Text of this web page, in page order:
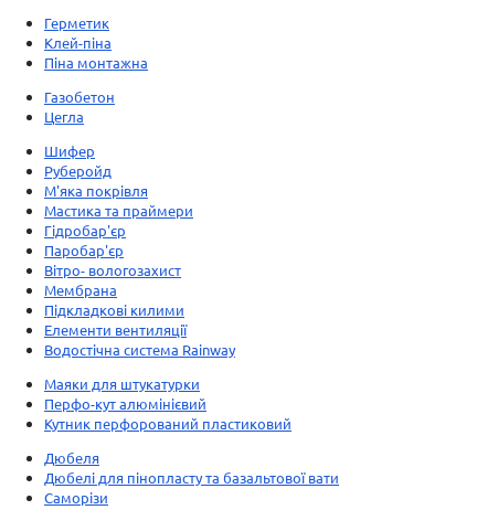
Герметик
Клей-піна
Піна монтажна
Газобетон
Цегла
Шифер
Руберойд
М'яка покрівля
Мастика та праймери
Гідробар'єр
Паробар'єр
Вітро- вологозахист
Мембрана
Підкладкові килими
Елементи вентиляції
Водостічна система Rainway
Маяки для штукатурки
Перфо-кут алюмінієвий
Кутник перфорований пластиковий
Дюбеля
Дюбелі для пінопласту та базальтової вати
Саморізи